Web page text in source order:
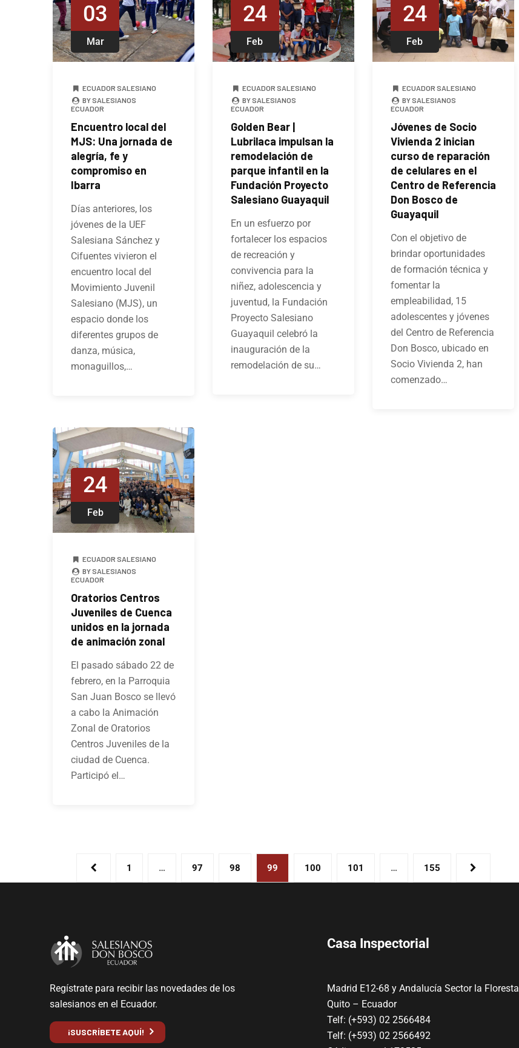
03
Mar
ECUADOR SALESIANO
BY SALESIANOS
ECUADOR
Encuentro local del
MJS: Una jornada de
alegría, fe y
compromiso en
Ibarra
Días anteriores, los
jóvenes de la UEF
Salesiana Sánchez y
Cifuentes vivieron el
encuentro local del
Movimiento Juvenil
Salesiano (MJS), un
espacio donde los
diferentes grupos de
danza, música,
monaguillos,…
24
Feb
ECUADOR SALESIANO
BY SALESIANOS
ECUADOR
Golden Bear |
Lubrilaca impulsan la
remodelación de
parque infantil en la
Fundación Proyecto
Salesiano Guayaquil
En un esfuerzo por
fortalecer los espacios
de recreación y
convivencia para la
niñez, adolescencia y
juventud, la Fundación
Proyecto Salesiano
Guayaquil celebró la
inauguración de la
remodelación de su…
24
Feb
ECUADOR SALESIANO
BY SALESIANOS
ECUADOR
Jóvenes de Socio
Vivienda 2 inician
curso de reparación
de celulares en el
Centro de Referencia
Don Bosco de
Guayaquil
Con el objetivo de
brindar oportunidades
de formación técnica y
fomentar la
empleabilidad, 15
adolescentes y jóvenes
del Centro de Referencia
Don Bosco, ubicado en
Socio Vivienda 2, han
comenzado…
24
Feb
ECUADOR SALESIANO
BY SALESIANOS
ECUADOR
Oratorios Centros
Juveniles de Cuenca
unidos en la jornada
de animación zonal
El pasado sábado 22 de
febrero, en la Parroquia
San Juan Bosco se llevó
a cabo la Animación
Zonal de Oratorios
Centros Juveniles de la
ciudad de Cuenca.
Participó el…
1 … 97 98 99 100 101 … 155
Regístrate para recibir las novedades de los
salesianos en el Ecuador.
¡SUSCRÍBETE AQUÍ!
Casa Inspectorial
Madrid E12-68 y Andalucía Sector la Floresta
Quito – Ecuador
Telf: (+593) 02 2566484
Telf: (+593) 02 2566492